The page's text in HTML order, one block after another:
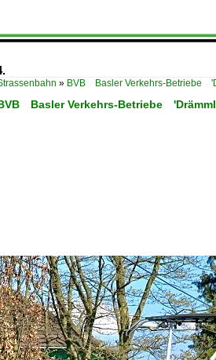
» BVB Basler Verkehrs-Betriebe
Basler Verkehrs-Betriebe